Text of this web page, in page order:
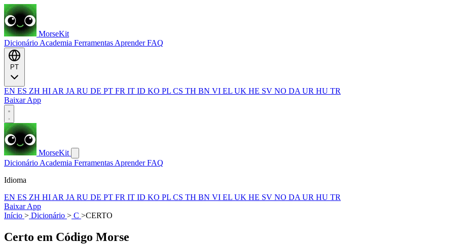
MorseKit
Dicionário Academia Ferramentas AprenderFAQ
EN ES ZH HI AR JA RU DE PT FR IT ID KO PL CS TH BN VI EL UK HE SV NO DA UR HU TR
Baixar App
MorseKit
Dicionário Academia Ferramentas AprenderFAQ
Idioma
EN ES ZH HI AR JA RU DE PT FR IT ID KO PL CS TH BN VI EL UK HE SV NO DA UR HU TR
Baixar App
Início > Dicionário > C >CERTO
Certo em Código Morse